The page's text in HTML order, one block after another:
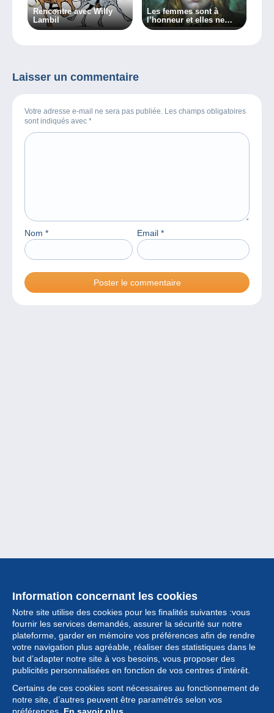
Rencontre avec Willy
Lambil
Les femmes sont à
l’honneur et elles ne
manquent pas de
Laisser un commentaire
Votre adresse e-mail ne sera pas publiée. Les champs obligatoires
sont indiqués avec *
Nom * Email *
Information concernant les cookies
Notre site utilise des cookies pour les finalités suivantes :vous
fournir les services demandés, assurer la sécurité sur notre
plateforme, garder en mémoire vos préférences afin de rendre
votre navigation plus agréable, réaliser des statistiques dans le
but d’adapter notre site à vos besoins, vous proposer des
publicités personnalisées en fonction de vos centres d’intérêt.
Certains de ces cookies sont nécessaires au fonctionnement de
notre site, d’autres peuvent être paramétrés selon vos
Collection
Actualités